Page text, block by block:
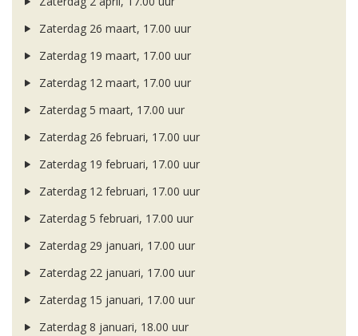
Zaterdag 26 maart, 17.00 uur
Zaterdag 19 maart, 17.00 uur
Zaterdag 12 maart, 17.00 uur
Zaterdag 5 maart, 17.00 uur
Zaterdag 26 februari, 17.00 uur
Zaterdag 19 februari, 17.00 uur
Zaterdag 12 februari, 17.00 uur
Zaterdag 5 februari, 17.00 uur
Zaterdag 29 januari, 17.00 uur
Zaterdag 22 januari, 17.00 uur
Zaterdag 15 januari, 17.00 uur
Zaterdag 8 januari, 18.00 uur